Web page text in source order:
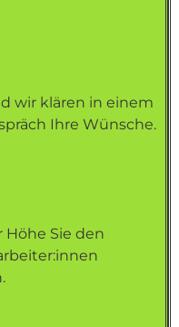
wir klären in einem
Ihre Wünsche.
Höhe Sie den